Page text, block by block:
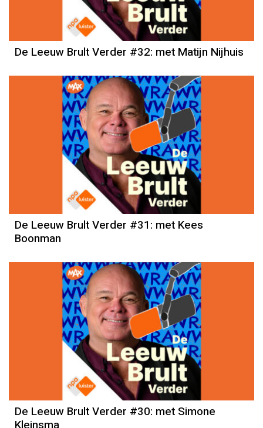
De Leeuw Brult Verder #32: met Matijn Nijhuis
De Leeuw Brult Verder #31: met Kees
Boonman
De Leeuw Brult Verder #30: met Simone